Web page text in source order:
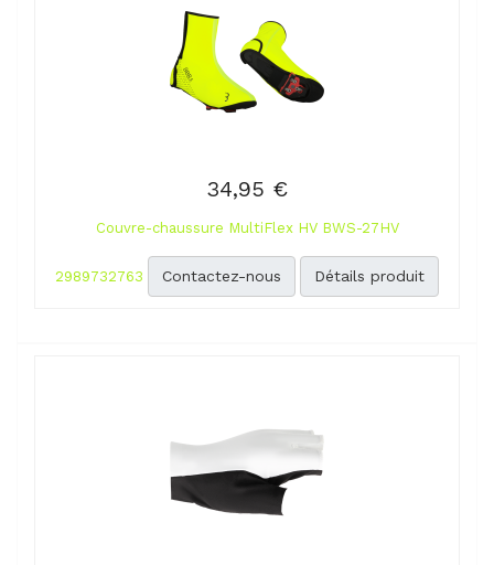
34,95 €
Couvre-chaussure MultiFlex HV BWS-27HV
2989732763 Contactez-nous Détails produit